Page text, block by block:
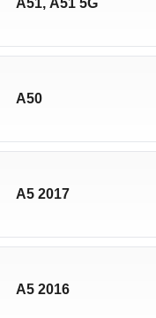
A51, A51 5G
A50
A5 2017
A5 2016